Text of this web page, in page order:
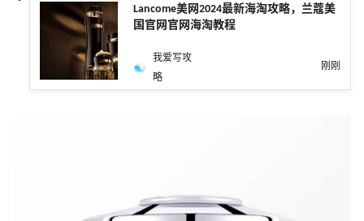
Lancome美网2024最新海淘攻略，兰蔻美
国官网官网海淘教程
我爱写攻
略
刚刚